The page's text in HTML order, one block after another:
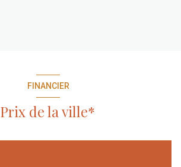
FINANCIER
Prix de la ville*